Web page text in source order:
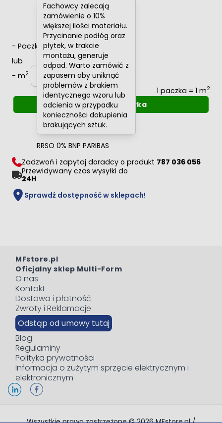
Fachowcy zalecają
zamówienie o 10%
większej ilości materiału.
Przycinanie podłóg oraz
płytek, w trakcie
montażu, generuje
odpad. Warto zamówić z
zapasem aby uniknąć
problemów z brakiem
identycznego wzoru lub
odcienia w przypadku
konieczności dokupienia
brakujących sztuk.
- Paczki
+
lub
- m2
+
1 paczka = 1 m2
Dodaj do koszyka
Oblicz raty0%
RRSO 0% BNP PARIBAS
Zadzwoń i zapytaj doradcy o produkt 787 036 056
Przewidywany czas wysyłki do
24H
Sprawdź dostępność w sklepach!
MFstore.pl
Oficjalny sklep Multi-Form
O nas
Kontakt
Dostawa i płatność
Zwroty i Reklamacje
Odstąp od umowy tutaj
Blog
Regulaminy
Polityka prywatności
Informacja o zużytym sprzęcie elektrycznym i
elektronicznym